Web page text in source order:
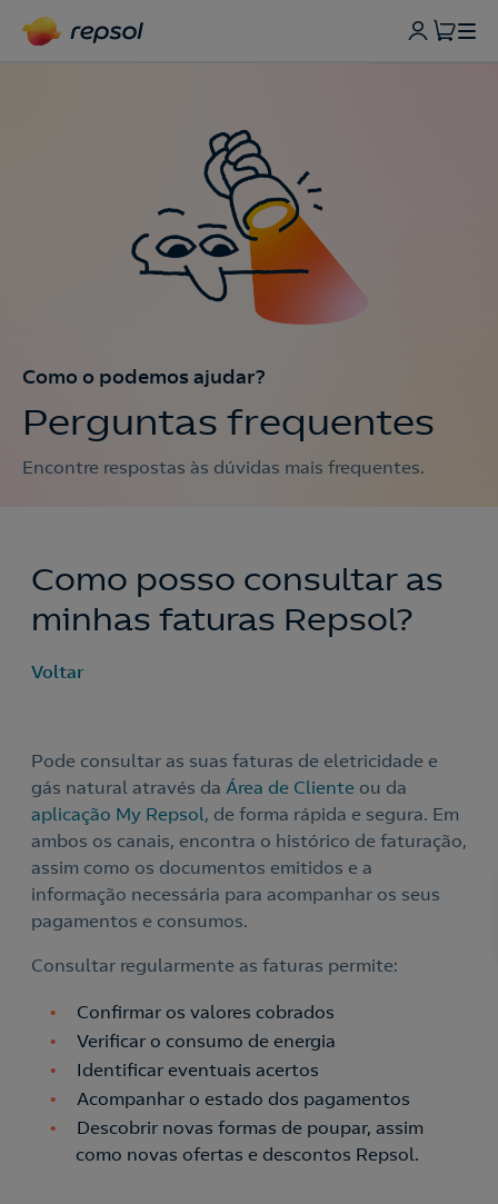
Como o podemos ajudar?
Perguntas frequentes
Encontre respostas às dúvidas mais frequentes.
Como posso consultar as
minhas faturas Repsol?
Voltar
Pode consultar as suas faturas de eletricidade e
gás natural através da Área de Cliente ou da
aplicação My Repsol, de forma rápida e segura. Em
ambos os canais, encontra o histórico de faturação,
assim como os documentos emitidos e a
informação necessária para acompanhar os seus
pagamentos e consumos.
Consultar regularmente as faturas permite:
Confirmar os valores cobrados
Verificar o consumo de energia
Identificar eventuais acertos
Acompanhar o estado dos pagamentos
Descobrir novas formas de poupar, assim
como novas ofertas e descontos Repsol.